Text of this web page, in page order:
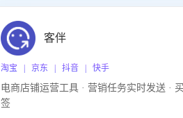
客伴
淘宝 | 京东 | 抖音 | 快手
电商店铺运营工具 · 营销任务实时发送 ·
签